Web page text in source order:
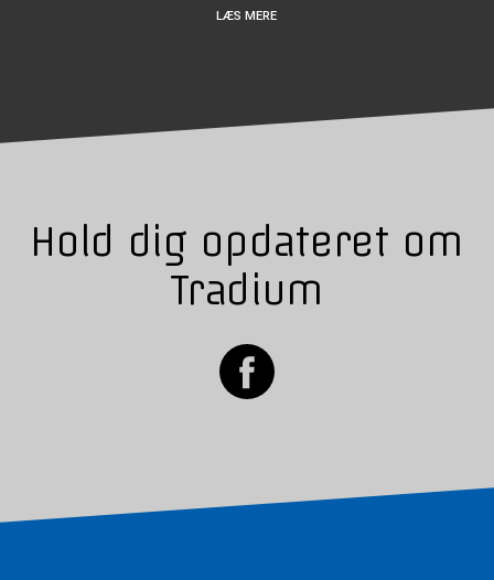
LÆS MERE
Hold dig opdateret om
Tradium